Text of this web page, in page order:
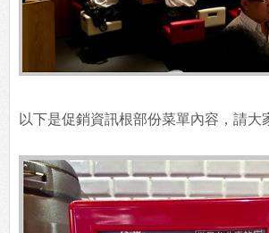
以下是促銷資訊根部份菜單內容，請大